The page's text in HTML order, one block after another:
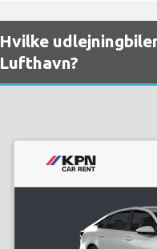
Hvilke
Lufthavn?